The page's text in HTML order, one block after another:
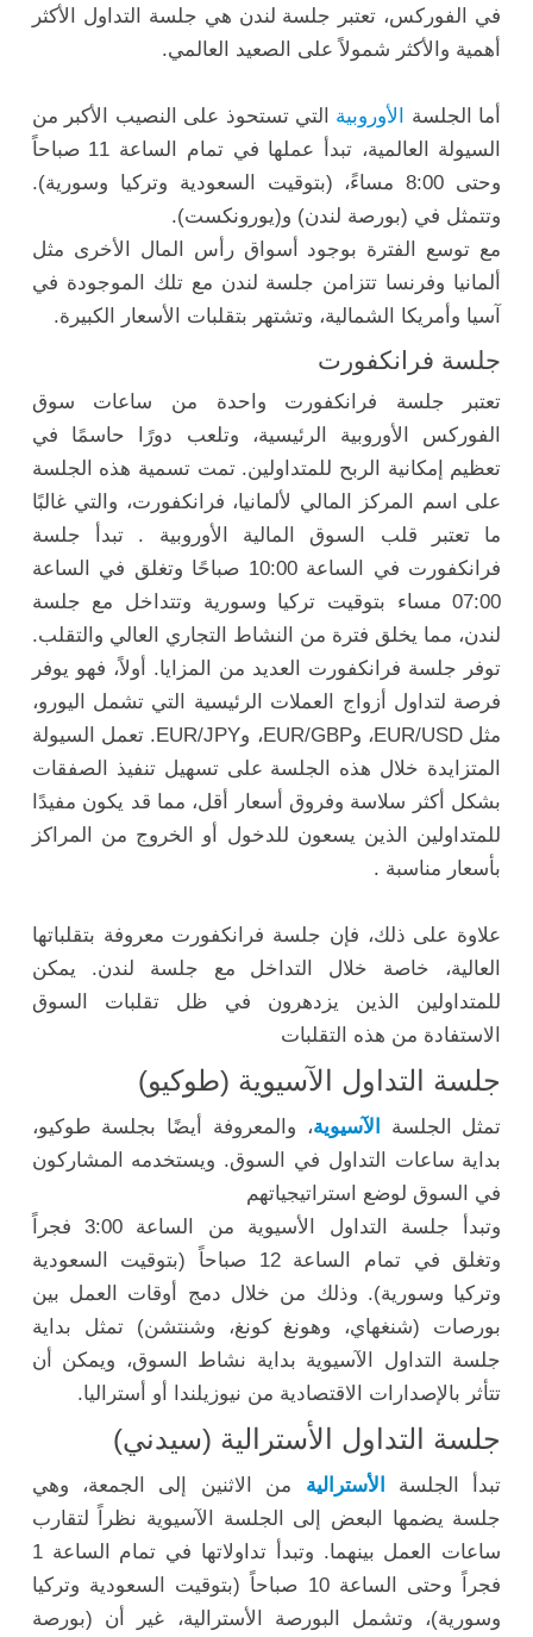
في الفوركس، تعتبر جلسة لندن هي جلسة التداول الأكثر
أهمية والأكثر شمولاً على الصعيد العالمي.
أما الجلسة الأوروبية التي تستحوذ على النصيب الأكبر من
السيولة العالمية، تبدأ عملها في تمام الساعة 11 صباحاً
وحتى 8:00 مساءً، (بتوقيت السعودية وتركيا وسورية).
وتتمثل في (بورصة لندن) و(يورونكست).
مع توسع الفترة بوجود أسواق رأس المال الأخرى مثل
ألمانيا وفرنسا تتزامن جلسة لندن مع تلك الموجودة في
آسيا وأمريكا الشمالية، وتشتهر بتقلبات الأسعار الكبيرة.
جلسة فرانكفورت
تعتبر جلسة فرانكفورت واحدة من ساعات سوق
الفوركس الأوروبية الرئيسية، وتلعب دورًا حاسمًا في
تعظيم إمكانية الربح للمتداولين. تمت تسمية هذه الجلسة
على اسم المركز المالي لألمانيا، فرانكفورت، والتي غالبًا
ما تعتبر قلب السوق المالية الأوروبية . تبدأ جلسة
فرانكفورت في الساعة 10:00 صباحًا وتغلق في الساعة
07:00 مساء بتوقيت تركيا وسورية وتتداخل مع جلسة
لندن، مما يخلق فترة من النشاط التجاري العالي والتقلب.
توفر جلسة فرانكفورت العديد من المزايا. أولاً، فهو يوفر
فرصة لتداول أزواج العملات الرئيسية التي تشمل اليورو،
مثل EUR/USD، وEUR/GBP، وEUR/JPY. تعمل السيولة
المتزايدة خلال هذه الجلسة على تسهيل تنفيذ الصفقات
بشكل أكثر سلاسة وفروق أسعار أقل، مما قد يكون مفيدًا
للمتداولين الذين يسعون للدخول أو الخروج من المراكز
بأسعار مناسبة .
علاوة على ذلك، فإن جلسة فرانكفورت معروفة بتقلباتها
العالية، خاصة خلال التداخل مع جلسة لندن. يمكن
للمتداولين الذين يزدهرون في ظل تقلبات السوق
الاستفادة من هذه التقلبات
جلسة التداول الآسيوية (طوكيو)
تمثل الجلسة الآسيوية، والمعروفة أيضًا بجلسة طوكيو،
بداية ساعات التداول في السوق. ويستخدمه المشاركون
في السوق لوضع استراتيجياتهم
وتبدأ جلسة التداول الأسيوية من الساعة 3:00 فجراً
وتغلق في تمام الساعة 12 صباحاً (بتوقيت السعودية
وتركيا وسورية). وذلك من خلال دمج أوقات العمل بين
بورصات (شنغهاي، وهونغ كونغ، وشنتشن) تمثل بداية
جلسة التداول الآسيوية بداية نشاط السوق، ويمكن أن
تتأثر بالإصدارات الاقتصادية من نيوزيلندا أو أستراليا.
جلسة التداول الأسترالية (سيدني)
تبدأ الجلسة الأسترالية من الاثنين إلى الجمعة، وهي
جلسة يضمها البعض إلى الجلسة الآسيوية نظراً لتقارب
ساعات العمل بينهما. وتبدأ تداولاتها في تمام الساعة 1
فجراً وحتى الساعة 10 صباحاً (بتوقيت السعودية وتركيا
وسورية)، وتشمل البورصة الأسترالية، غير أن (بورصة